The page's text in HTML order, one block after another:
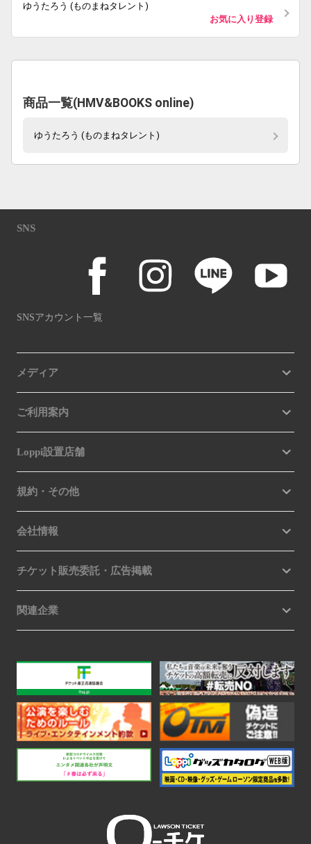
ゆうたろう (ものまねタレント)
お気に入り登録
商品一覧(HMV&BOOKS online)
ゆうたろう (ものまねタレント)
SNS
SNSアカウント一覧
メディア
ご利用案内
Loppi設置店舗
規約・その他
会社情報
チケット販売委託・広告掲載
関連企業